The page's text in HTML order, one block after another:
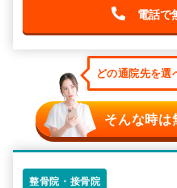
電話で
どの通院先を選
そんな時は
整骨院・接骨院